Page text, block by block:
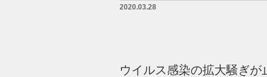
2020.03.28
ウイルス感染の拡大騒ぎが